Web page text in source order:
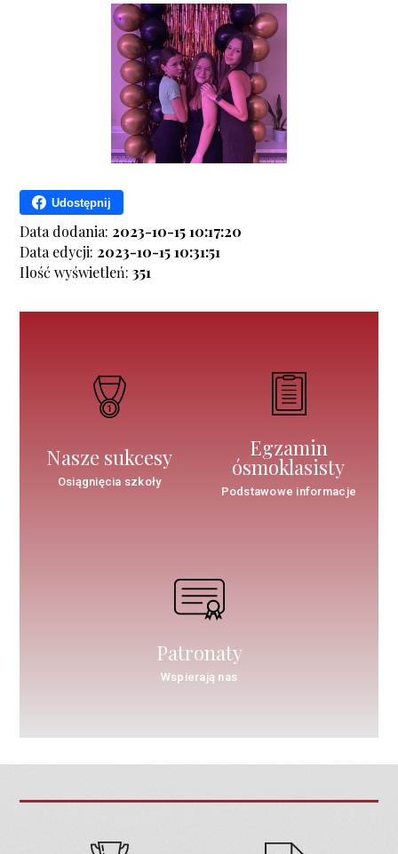
Udostępnij
Data dodania: 2023-10-15 10:17:20
Data edycji: 2023-10-15 10:31:51
Ilość wyświetleń:351
Nasze sukcesy
Osiągnięcia szkoły
Egzamin
ósmoklasisty
Podstawowe informacje
Patronaty
Wspierają nas